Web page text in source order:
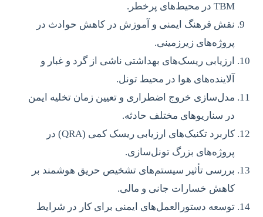
TBM در محیط‌های پرخطر.
نقش فرهنگ ایمنی و آموزش در کاهش حوادث در
پروژه‌های زیرزمینی.
ارزیابی ریسک‌های بهداشتی ناشی از گرد و غبار و
آلاینده‌های هوا در محیط تونل.
مدل‌سازی خروج اضطراری و تعیین زمان تخلیه ایمن
در سناریوهای مختلف حادثه.
کاربرد تکنیک‌های ارزیابی ریسک کمی (QRA) در
پروژه‌های بزرگ تونل‌سازی.
بررسی تأثیر سیستم‌های تشخیص حریق هوشمند بر
کاهش خسارات جانی و مالی.
توسعه دستورالعمل‌های ایمنی برای کار در شرایط